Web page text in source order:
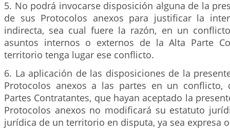
5. No podrá invocarse disposición alguna de la
de sus Protocolos anexos para justificar la
indirecta, sea cual fuere la razón, en un
asuntos internos o externos de la Alta Parte
territorio tenga lugar ese conflicto.
6. La aplicación de las disposiciones de la
Protocolos anexos a las partes en un conflicto,
Partes Contratantes, que hayan aceptado la
Protocolos anexos no modificará su estatuto
jurídica de un territorio en disputa, ya sea expresa